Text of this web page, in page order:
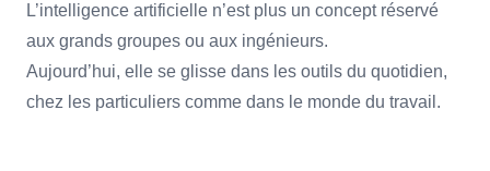
L’intelligence artificielle n’est plus un concept réservé
aux grands groupes ou aux ingénieurs.
Aujourd’hui, elle se glisse dans les outils du quotidien,
chez les particuliers comme dans le monde du travail.